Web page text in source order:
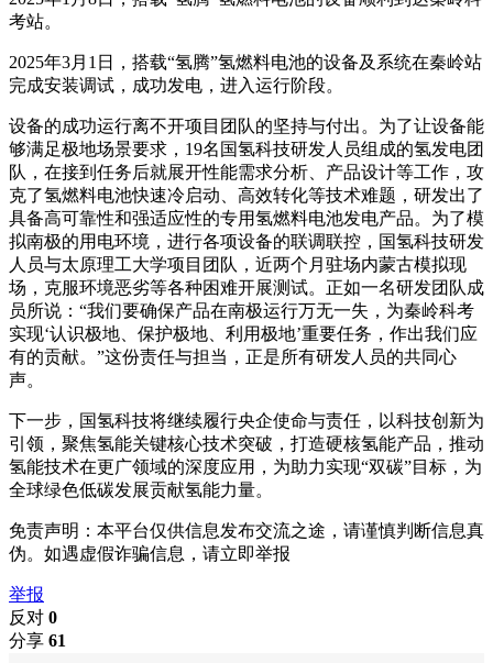
考站。
2025年3月1日，搭载“氢腾”氢燃料电池的设备及系统在秦岭站
完成安装调试，成功发电，进入运行阶段。
设备的成功运行离不开项目团队的坚持与付出。为了让设备能
够满足极地场景要求，19名国氢科技研发人员组成的氢发电团
队，在接到任务后就展开性能需求分析、产品设计等工作，攻
克了氢燃料电池快速冷启动、高效转化等技术难题，研发出了
具备高可靠性和强适应性的专用氢燃料电池发电产品。为了模
拟南极的用电环境，进行各项设备的联调联控，国氢科技研发
人员与太原理工大学项目团队，近两个月驻场内蒙古模拟现
场，克服环境恶劣等各种困难开展测试。正如一名研发团队成
员所说：“我们要确保产品在南极运行万无一失，为秦岭科考
实现‘认识极地、保护极地、利用极地’重要任务，作出我们应
有的贡献。”这份责任与担当，正是所有研发人员的共同心
声。
下一步，国氢科技将继续履行央企使命与责任，以科技创新为
引领，聚焦氢能关键核心技术突破，打造硬核氢能产品，推动
氢能技术在更广领域的深度应用，为助力实现“双碳”目标，为
全球绿色低碳发展贡献氢能力量。
免责声明：本平台仅供信息发布交流之途，请谨慎判断信息真
伪。如遇虚假诈骗信息，请立即举报
举报
反对 0
分享 61